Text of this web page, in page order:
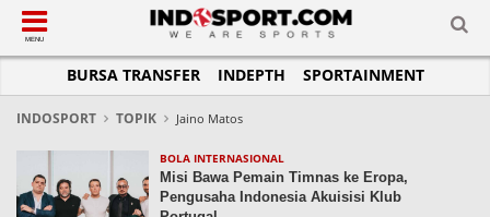
SUB-MENU
SEPAKBOLA
LIGA 1
LIGA 2
LIGA INGGRIS
SUB-MENU
SPORTAINMENT
SELEBSPORT
LIFESTYLE
SUB-MENU
OTOMOTIF
MOTOGP
FORMULA 1
OTOMANIA
SUB-MENU
RAKET
MMA
FUTSAL
SUB-MENU
JADWAL
KLASEMEN
SUB-MENU
TOPIK HARI INI
PERATURAN OLAHRAGA
TIPS DAN TRIK
INFOGRAFIS
MENU
BURSA TRANSFER INDEPTH SPORTAINMENT
INDOSPORT TOPIK Jaino Matos
BOLA INTERNASIONAL
Misi Bawa Pemain Timnas ke Eropa,
Pengusaha Indonesia Akuisisi Klub